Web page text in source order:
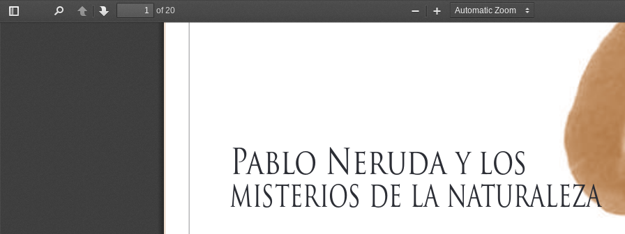
Toggle
PreviousNext
of 20
Zoom
Zoom
Pablo Neruda y los
misterios de la naturaleza